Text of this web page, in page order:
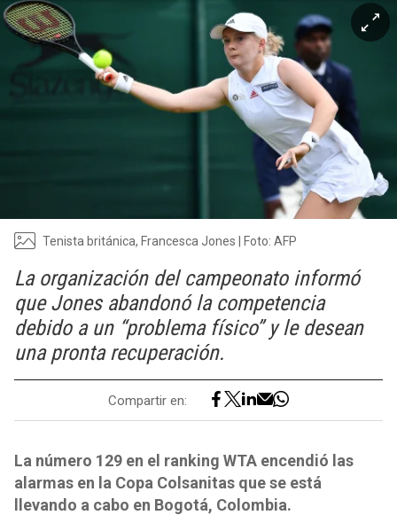
Tenista británica, Francesca Jones | Foto: AFP
La organización del campeonato informó
que Jones abandonó la competencia
debido a un “problema físico” y le desean
una pronta recuperación.
Compartir en:
La número 129 en el ranking WTA encendió las
alarmas en la Copa Colsanitas que se está
llevando a cabo en Bogotá, Colombia.